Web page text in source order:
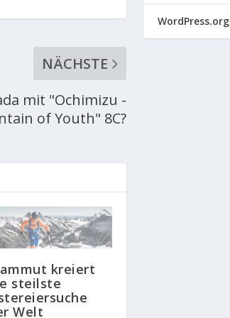
NÄCHSTE
mit "Ochimizu -
of Youth" 8C?
kreiert
steilste
Welt
WordPress.org